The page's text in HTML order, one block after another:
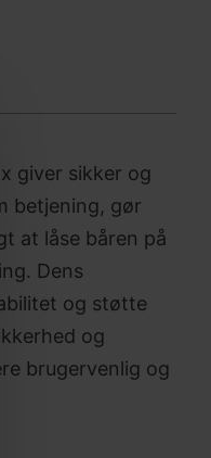
giver sikker og
betjening, gør
at låse båren på
Dens
og støtte
og
brugervenlig og